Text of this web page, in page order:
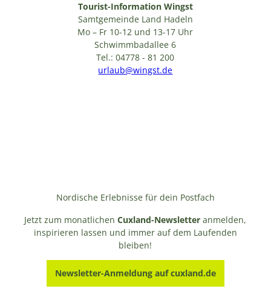
Tourist-Information Wingst
Samtgemeinde Land Hadeln
Mo – Fr 10-12 und 13-17 Uhr
Schwimmbadallee 6
Tel.: 04778 - 81 200
urlaub@wingst.de
Nordische Erlebnisse für dein Postfach
Jetzt zum monatlichenCuxland-Newsletter anmelden,
inspirieren lassen und immer auf dem Laufenden
bleiben!
Newsletter-Anmeldung auf cuxland.de